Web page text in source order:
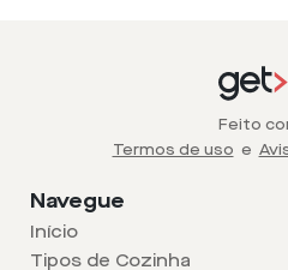
Feito
Termos de uso e
Navegue
Início
Tipos de Cozinha